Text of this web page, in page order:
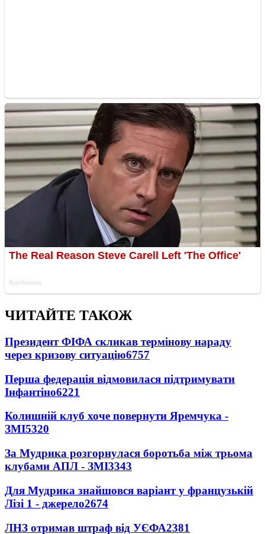
ЧИТАЙТЕ ТАКОЖ
Президент ФІФА скликав термінову нараду
через кризову ситуацію6757
Перша федерація відмовилася підтримувати
Інфантіно6221
Колишній клуб хоче повернути Яремчука -
ЗМІ5320
За Мудрика розгорнулася боротьба між трьома
клубами АПЛ - ЗМІ3343
Для Мудрика знайшовся варіант у французькій
Лізі 1 - джерело2674
ЛНЗ отримав штраф від УЄФА2381